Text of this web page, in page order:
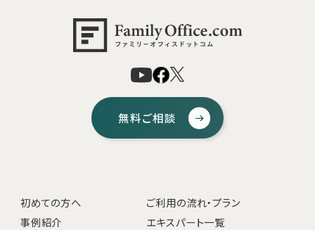
無料ご相談
初めての方へ
ご利用の流れ・プラン
事例紹介
エキスパート一覧